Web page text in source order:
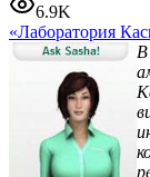
6.9K
«Лаборатория
В